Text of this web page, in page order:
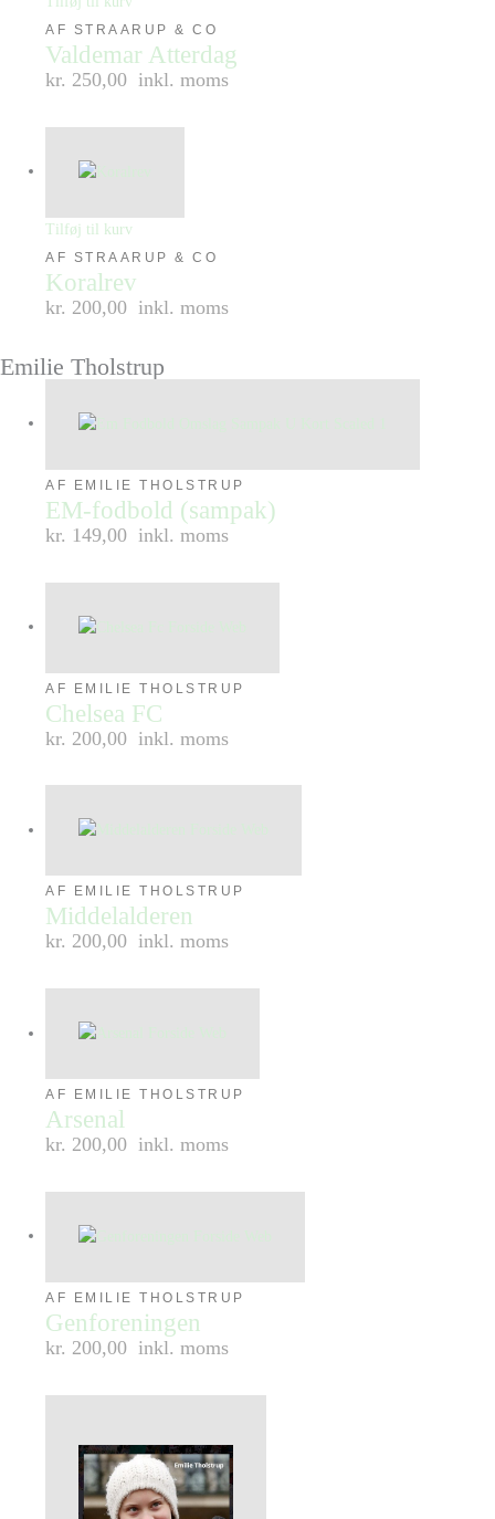
AF STRAARUP & CO
Valdemar Atterdag
kr. 250,00 inkl. moms
Tilføj til kurv
AF STRAARUP & CO
Koralrev
kr. 200,00 inkl. moms
Emilie Tholstrup
AF EMILIE THOLSTRUP
EM-fodbold (sampak)
kr. 149,00 inkl. moms
AF EMILIE THOLSTRUP
Chelsea FC
kr. 200,00 inkl. moms
AF EMILIE THOLSTRUP
Middelalderen
kr. 200,00 inkl. moms
AF EMILIE THOLSTRUP
Arsenal
kr. 200,00 inkl. moms
AF EMILIE THOLSTRUP
Genforeningen
kr. 200,00 inkl. moms